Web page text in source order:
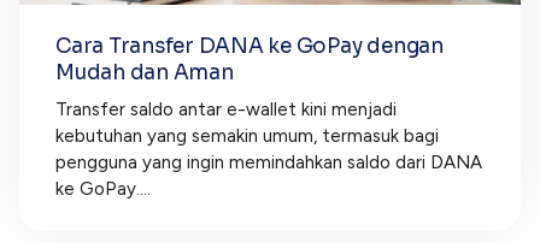
Cara Transfer DANA ke GoPay dengan
Mudah dan Aman
Transfer saldo antar e-wallet kini menjadi
kebutuhan yang semakin umum, termasuk bagi
pengguna yang ingin memindahkan saldo dari DANA
ke GoPay....